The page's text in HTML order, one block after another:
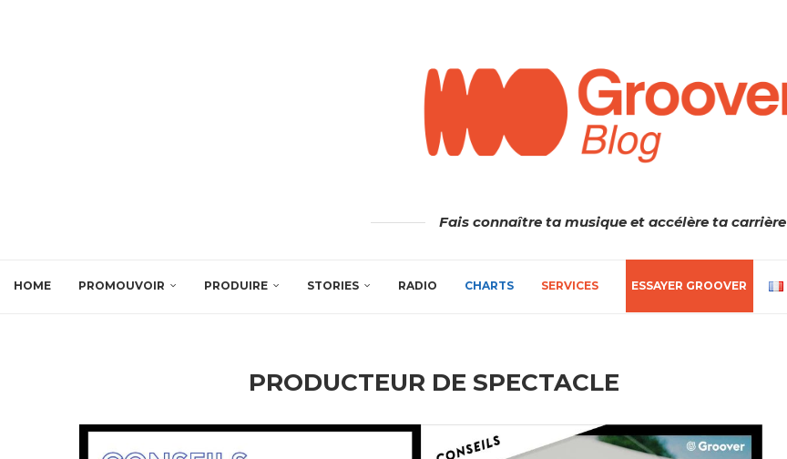
Fais connaître ta musique et accélère ta carrière
HOME PROMOUVOIR PRODUIRE STORIES RADIO CHARTS SERVICES ESSAYER GROOVER
PRODUCTEUR DE SPECTACLE